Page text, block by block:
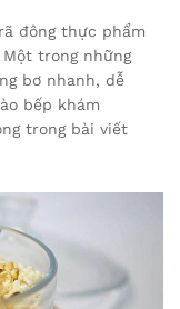
đông thực phẩm
trong những
bơ nhanh, dễ
bếp khám
trong bài viết